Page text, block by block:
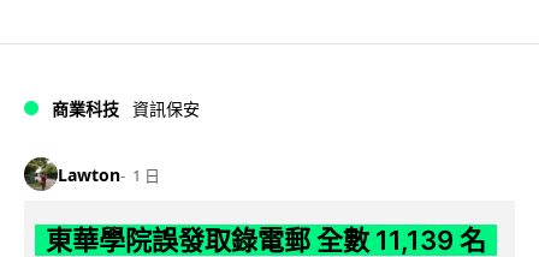
商業科技 資訊保安
Lawton 1 日
東華學院誤發取錄電郵 全數 11,139 名